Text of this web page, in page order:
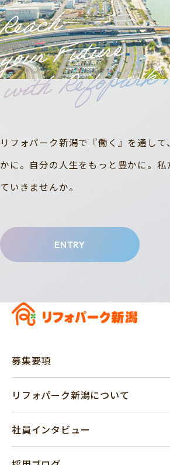
リフォパーク新潟で『働く』を通し
かに。自分の人生をもっと豊かに。
ていきませんか。
ENTRY
募集要項
リフォパーク新潟について
社員インタビュー